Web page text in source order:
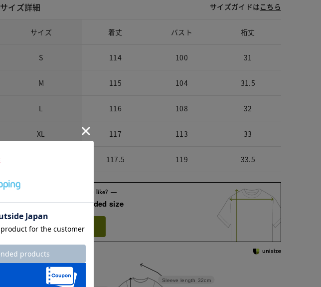
サイズ詳細 サイズガイドはこちら
サイズ 着丈 バスト 裄丈
S 114 100 31
M 115 104 31.5
L 116 108 32
XL 117 113 33
117.5 119 33.5
Check the recommended size
Try this item on
Sleeve length 32cm